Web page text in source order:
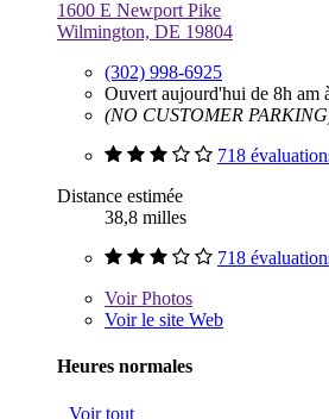
1600 E Newport Pike
Wilmington, DE 19804
(302) 998-6925
Ouvert aujourd'hui de 8h am
(NO CUSTOMER
718
Distance estimée
38,8 milles
718
VoirPhotos
Voir le site Web
Heures normales
Voir tout